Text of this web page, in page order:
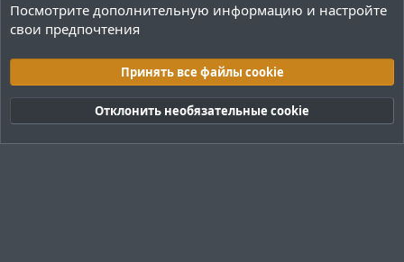
Cookies Тёмная (2020)
Русский (RU)
Обратная связь
Условия и правила
Политика конфиденциальности
Помощь
R
Посмотрите дополнительную информацию и настройте
свои предпочтения
Принять все файлы cookie
Отклонить необязательные cookie